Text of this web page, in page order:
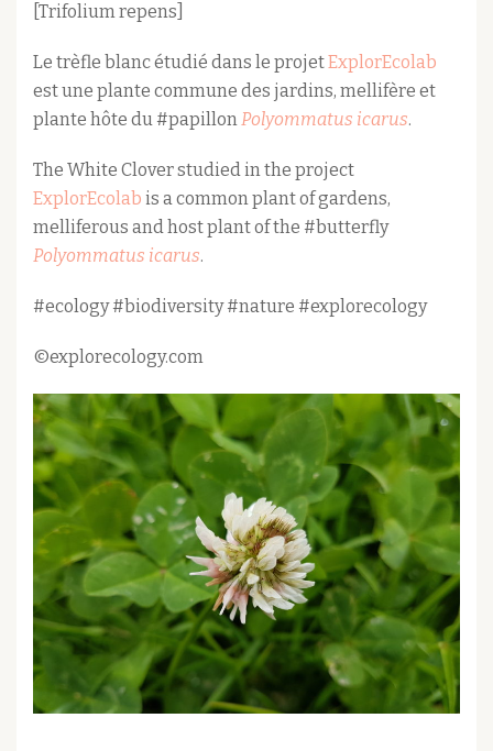
[Trifolium repens]
Le trèfle blanc étudié dans le projetExplorEcolab
est une plante commune des jardins, mellifère et
plante hôte du #papillonPolyommatus icarus.
The White Clover studied in the project
ExplorEcolab is a common plant of gardens,
melliferous and host plant of the #butterfly
Polyommatus icarus.
#ecology #biodiversity #nature #explorecology
©explorecology.com